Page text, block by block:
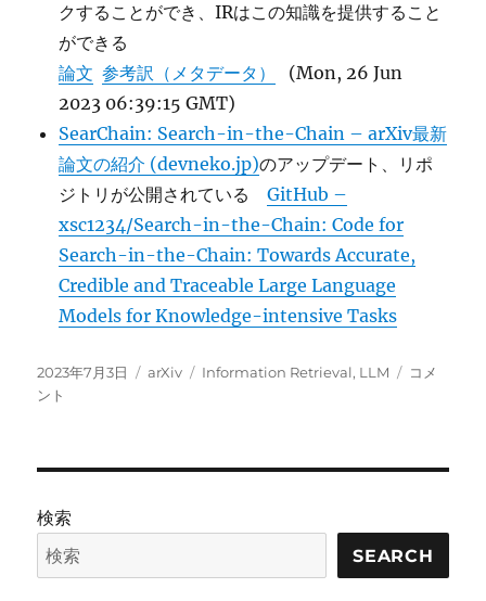
クすることができ、IRはこの知識を提供すること
ができる
論文 参考訳（メタデータ）
(Mon, 26 Jun
2023 06:39:15 GMT)
SearChain: Search-in-the-Chain – arXiv最新
論文の紹介 (devneko.jp)のアップデート、リポ
ジトリが公開されているGitHub –
xsc1234/Search-in-the-Chain: Code for
Search-in-the-Chain: Towards Accurate,
Credible and Traceable Large Language
Models for Knowledge-intensive Tasks
投
稿
2023年7月3日
カ
arXiv
タ
Information Retrieval, LLM
SearChain:
ポ
ジ
ト
コメ
ント
検索
SEARCH